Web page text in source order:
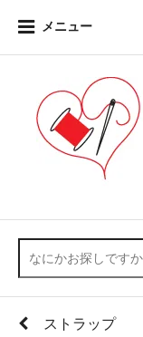
メニュー
ストラップ